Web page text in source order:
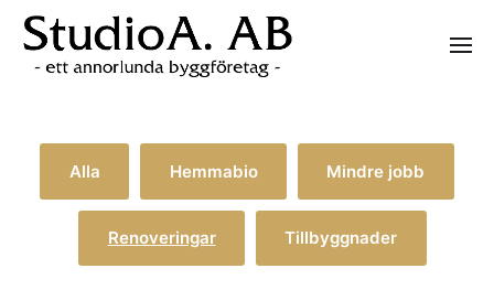
Alla Hemmabio Mindre jobb
Renoveringar Tillbyggnader